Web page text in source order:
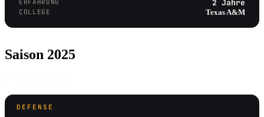
ERFAHRUNG 2 Jahre
COLLEGE Texas A&M
Saison 2025
DEFENSE